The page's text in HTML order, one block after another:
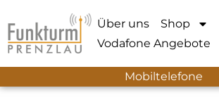
Über uns Shop
Vodafone Angebote
Mobiltelefone